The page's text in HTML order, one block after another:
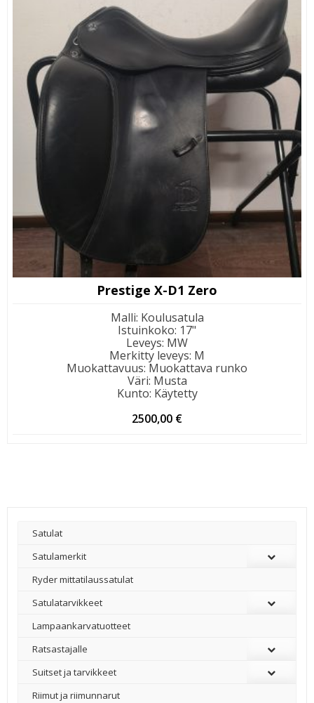
Prestige X-D1 Zero
Malli: Koulusatula
Istuinkoko: 17"
Leveys: MW
Merkitty leveys: M
Muokattavuus: Muokattava runko
Väri: Musta
Kunto: Käytetty
2500,00 €
Satulat
Satulamerkit
Ryder mittatilaussatulat
Satulatarvikkeet
–
Lampaankarvatuotteet
Ratsastajalle
Suitset ja tarvikkeet
Riimut ja riimunnarut